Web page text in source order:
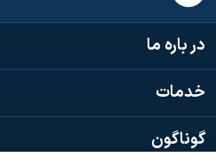
در باره ما
خدمات
گوناگون